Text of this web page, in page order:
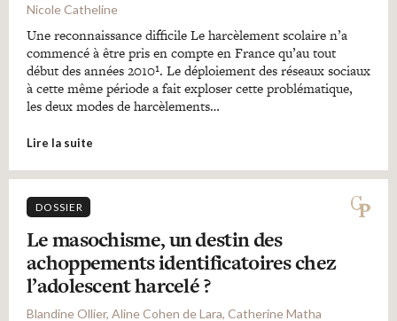
Nicole Catheline
Une reconnaissance difficile Le harcèlement scolaire n’a
commencé à être pris en compte en France qu’au tout
début des années 2010¹. Le déploiement des réseaux sociaux
à cette même période a fait exploser cette problématique,
les deux modes de harcèlements…
Lire la suite
DOSSIER
Le masochisme, un destin des
achoppements identificatoires chez
l’adolescent harcelé ?
Blandine Ollier, Aline Cohen de Lara, Catherine Matha